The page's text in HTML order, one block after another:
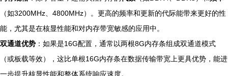
（如3200MHz、4800MHz）。更高的频率和更新的代际能带来更好的性
能，尤其是在核显性能和对内存带宽敏感的应用中。
双通道优势 ：如果是16G配置，通常以两根8G内存条组成双通道模式
（或板载等效），这比单根16G内存条在数据传输带宽上更具优势，能进
一步提升核显性能和整体系统响应速度。